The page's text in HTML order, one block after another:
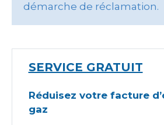
démarche de réclamation.
SERVICE GRATUIT
Réduisez votre facture
gaz